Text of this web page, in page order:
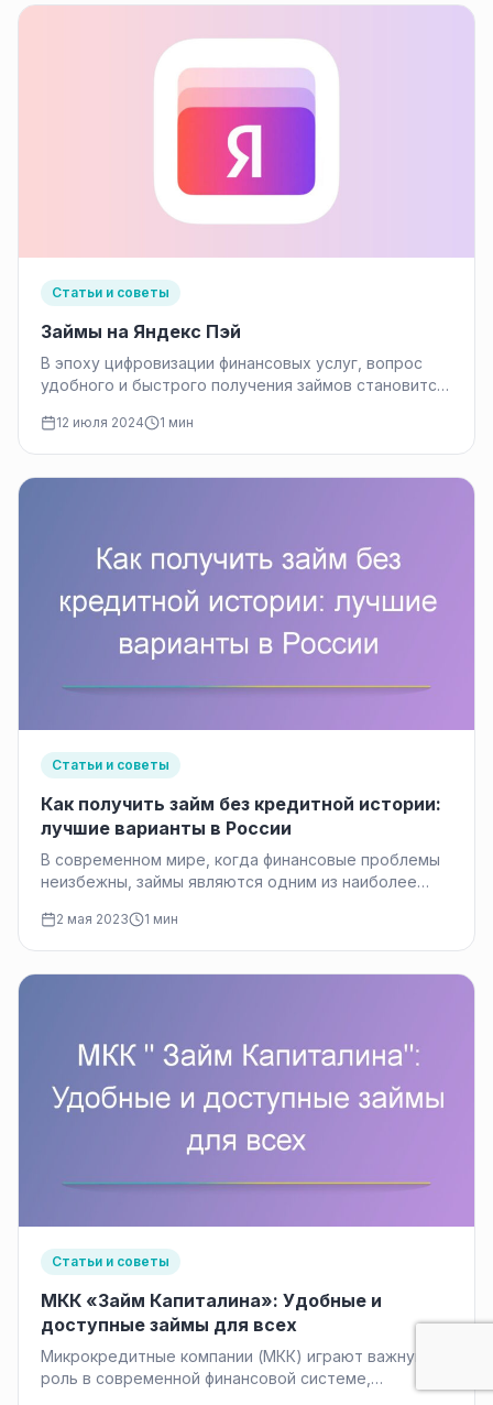
Статьи и советы
Займы на Яндекс Пэй
В эпоху цифровизации финансовых услуг, вопрос
удобного и быстрого получения займов становится
12 июля 2024 1 мин
Статьи и советы
Как получить займ без кредитной истории:
лучшие варианты в России
В современном мире, когда финансовые проблемы
неизбежны, займы являются одним из наиболее
Однако, при отсутствии…
2 мая 2023 1 мин
Статьи и советы
МКК «Займ Капиталина»: Удобные и
доступные займы для всех
Микрокредитные компании (МКК) играют важную
роль в современной финансовой системе,